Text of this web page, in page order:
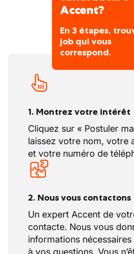
Accent?
En 3 étapes,
job qui vous
correspond.
1. Montrez votre intérêt
Cliquez sur « Postuler
laissez votre nom, votre
et votre numéro de
2. Nous vous contactons
Un expert Accent de
contacte. Nous vous
informations
à vos questions. Vous